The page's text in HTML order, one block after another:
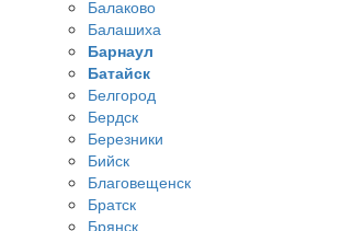
Балаково
Балашиха
Барнаул
Батайск
Белгород
Бердск
Березники
Бийск
Благовещенск
Братск
Брянск